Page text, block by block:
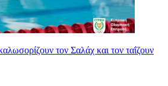
τον Σαλάχ και τον ταΐζουν